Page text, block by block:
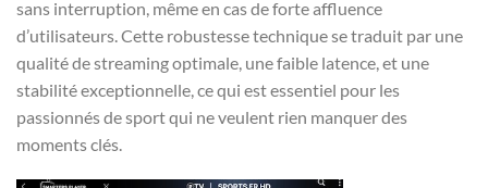
sans interruption, même en cas de forte affluence
d’utilisateurs. Cette robustesse technique se traduit par une
qualité de streaming optimale, une faible latence, et une
stabilité exceptionnelle, ce qui est essentiel pour les
passionnés de sport qui ne veulent rien manquer des
moments clés.